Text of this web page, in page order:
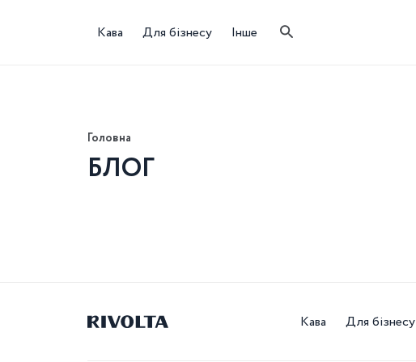
Кава Для бізнесу Інше
Головна
БЛОГ
Кава Для бізнесу